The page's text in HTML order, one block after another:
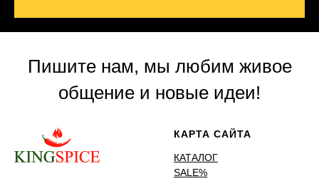
Пишите нам, мы любим живое
общение и новые идеи!
КАРТА САЙТА
КАТАЛОГ
SALE%